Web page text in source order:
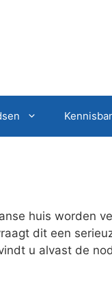
huis worden
dit een
u alvast de